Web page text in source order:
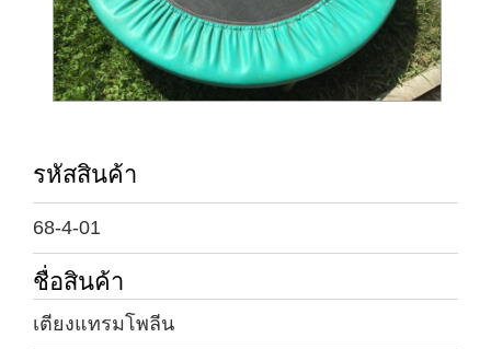
รหัสสินค้า
68-4-01
ชื่อสินค้า
เตียงแทรมโพลีน